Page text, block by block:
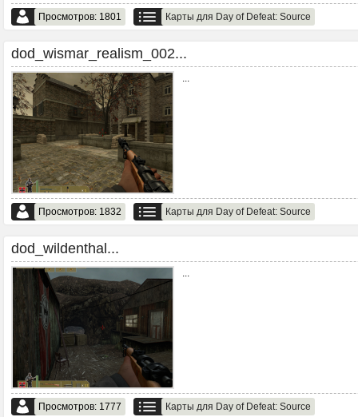
Просмотров: 1801 Карты для Day of Defeat: Source
dod_wismar_realism_002...
...
Просмотров: 1832 Карты для Day of Defeat: Source
dod_wildenthal...
...
Просмотров: 1777 Карты для Day of Defeat: Source